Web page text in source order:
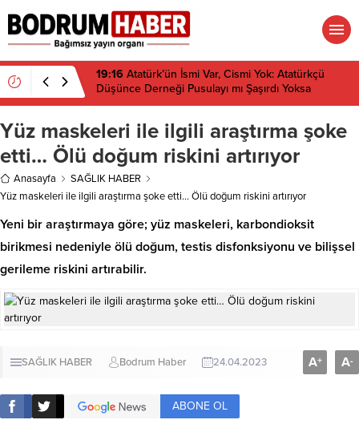
19:16 Atatürk’ün İsmi Var, Cismi Yok: Atatürkçü
Düşünce Derneği Pusulayı mı Şaşırdı Yoksa
Navigasyon mu Bozuldu?
Yüz maskeleri ile ilgili araştırma şoke
etti… Ölü doğum riskini artırıyor
Anasayfa
SAĞLIK HABER
Yüz maskeleri ile ilgili araştırma şoke etti… Ölü doğum riskini artırıyor
Yeni bir araştırmaya göre; yüz maskeleri, karbondioksit
birikmesi nedeniyle ölü doğum, testis disfonksiyonu ve bilişsel
gerileme riskini artırabilir.
SAĞLIK HABER Bodrum Haber 24.04.2023 A+ A-
ABONE OL